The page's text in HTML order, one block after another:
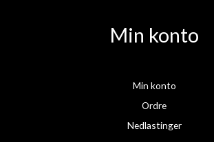
m
Min konto
Min konto
Ordre
Nedlastinger